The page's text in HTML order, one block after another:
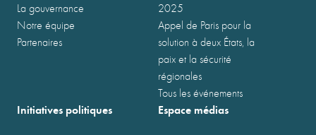
La gouvernance
Notre équipe
Partenaires
2025
Appel de Paris pour la
solution à deux États, la
paix et la sécurité
régionales
Tous les événements
Initiatives politiques Espace médias